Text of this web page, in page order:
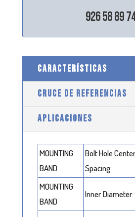
926 58 89
CARACTERÍSTICAS
CRUCE DE REFERENCIAS
APLICACIONES
MOUNTING
BAND
Bolt Hole
Spacing
MOUNTING
BAND
Inner Diameter